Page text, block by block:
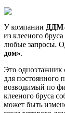
У компании
из клееного
любые запросы.
дом».
Это одноэтажник
для постоянного
возводимый по
клееного бруса
может быть